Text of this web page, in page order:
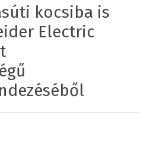
kocsiba is
Electric